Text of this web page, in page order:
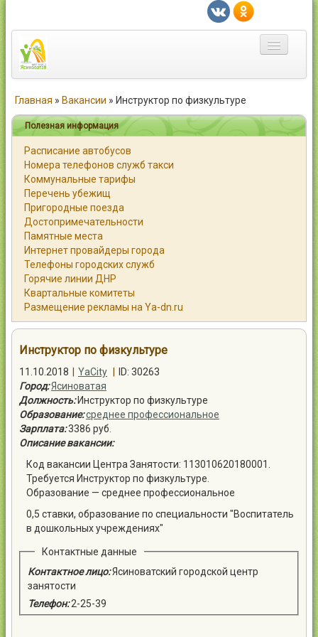
Город
Статьи
Каталог
Справочник
Работа
Объявления
Помощь
Контакты
Главная » Вакансии » Инструктор по физкультуре
Полезная информация
Расписание автобусов
Номера телефонов служб такси
Коммунальные тарифы
Перечень убежищ
Пригородные поезда
Достопримечательности
Памятные места
Интернет провайдеры города
Телефоны городских служб
Горячие линии ДНР
Квартальные комитеты
Размещение рекламы на Ya-dn.ru
Инструктор по физкультуре
11.10.2018 YaCity
ID: 30263
Город:Ясиноватая
Должность: Инструктор по физкультуре
Образование:среднее профессиональное
Зарплата:3386 руб.
Описание вакансии:
Код вакансии Центра Занятости: 113010620180001.
Требуется Инструктор по физкультуре.
Образование — среднее профессиональное
0,5 ставки, образование по специальности "Воспитатель
в дошкольных учреждениях"
Контактные данные
Контактное лицо:Ясиноватский городской центр
занятости
Телефон: 2-25-39